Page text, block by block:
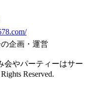
企画・運営
会やパーティーはサー
Reserved.